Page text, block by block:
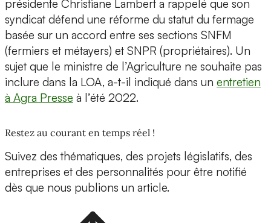
présidente Christiane Lambert a rappelé que son
syndicat défend une réforme du statut du fermage
basée sur un accord entre ses sections SNFM
(fermiers et métayers) et SNPR (propriétaires). Un
sujet que le ministre de l’Agriculture ne souhaite pas
inclure dans la LOA, a-t-il indiqué dans un entretien
à Agra Presse à l’été 2022.
Restez au courant en temps réel !
Suivez des thématiques, des projets législatifs, des
entreprises et des personnalités pour être notifié
dès que nous publions un article.